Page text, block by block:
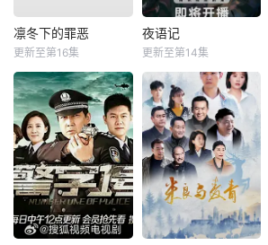
凛冬下的罪恶
更新至第16集
夜语记
更新至第14集